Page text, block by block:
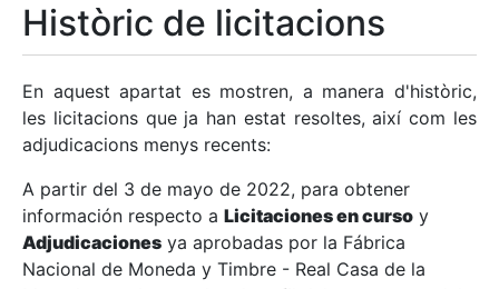
Mostra/Amaga
Mostra/Amaga
Històric de licitacions
En aquest apartat es mostren, a manera d'històric,
les licitacions que ja han estat resoltes, així com les
adjudicacions menys recents:
A partir del 3 de mayo de 2022, para obtener
información respecto a Licitaciones en curso y
Adjudicaciones ya aprobadas por la Fábrica
Nacional de Moneda y Timbre - Real Casa de la